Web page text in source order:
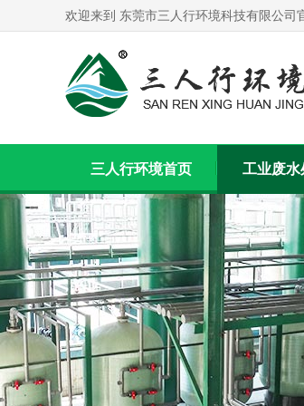
欢迎来到 东莞市三人行环境科技有限公司
三人行环境首页 工业废水
联系我们